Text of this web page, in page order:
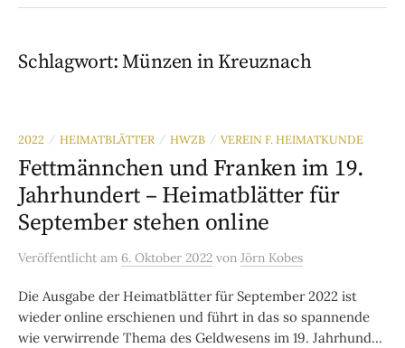
Schlagwort:Münzen in Kreuznach
2022 / HEIMATBLÄTTER / HWZB / VEREIN F. HEIMATKUNDE
Fettmännchen und Franken im 19.
Jahrhundert – Heimatblätter für
September stehen online
Veröffentlicht am 6. Oktober 2022 von Jörn Kobes
Die Ausgabe der Heimatblätter für September 2022 ist
wieder online erschienen und führt in das so spannende
wie verwirrende Thema des Geldwesens im 19. Jahrhund...